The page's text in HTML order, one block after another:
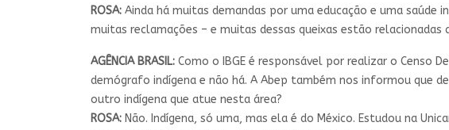
ROSA: Ainda há muitas demandas por uma educação e uma
muitas reclamações – e muitas dessas queixas estão
AGÊNCIA BRASIL: Como o IBGE é responsável por realizar o
demógrafo indígena e não há. A Abep também nos informou que
outro indígena que atue nesta área?
ROSA: Não. Indígena, só uma, mas ela é do México. Estudou na